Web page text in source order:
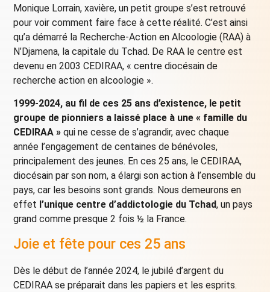
Monique Lorrain, xavière, un petit groupe s’est retrouvé
pour voir comment faire face à cette réalité. C’est ainsi
qu’a démarré la Recherche-Action en Alcoologie (RAA) à
N’Djamena, la capitale du Tchad. De RAA le centre est
devenu en 2003 CEDIRAA, « centre diocésain de
recherche action en alcoologie ».
1999-2024, au fil de ces 25 ans d’existence, le petit
groupe de pionniers a laissé place à une « famille du
CEDIRAA » qui ne cesse de s’agrandir, avec chaque
année l’engagement de centaines de bénévoles,
principalement des jeunes. En ces 25 ans, le CEDIRAA,
diocésain par son nom, a élargi son action à l’ensemble du
pays, car les besoins sont grands. Nous demeurons en
effet l’unique centre d’addictologie du Tchad, un pays
grand comme presque 2 fois ½ la France.
Joie et fête pour ces 25 ans
Dès le début de l’année 2024, le jubilé d’argent du
CEDIRAA se préparait dans les papiers et les esprits.